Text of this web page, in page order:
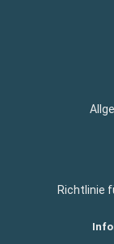
Richtlinie